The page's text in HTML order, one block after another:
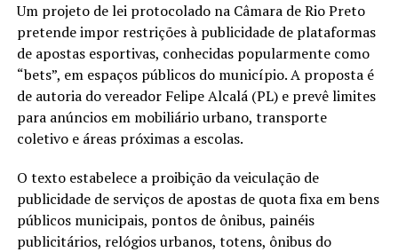
Um projeto de lei protocolado na Câmara de Rio Preto
pretende impor restrições à publicidade de plataformas
de apostas esportivas, conhecidas popularmente como
“bets”, em espaços públicos do município. A proposta é
de autoria do vereador Felipe Alcalá (PL) e prevê limites
para anúncios em mobiliário urbano, transporte
coletivo e áreas próximas a escolas.
O texto estabelece a proibição da veiculação de
publicidade de serviços de apostas de quota fixa em bens
públicos municipais, pontos de ônibus, painéis
publicitários, relógios urbanos, totens, ônibus do